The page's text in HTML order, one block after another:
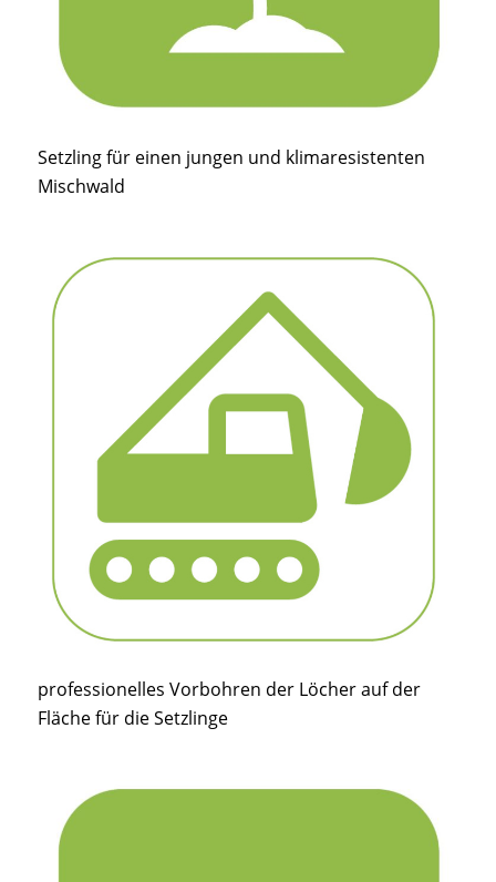
Setzling für einen jungen und klimaresistenten
Mischwald
professionelles Vorbohren der Löcher auf der
Fläche für die Setzlinge